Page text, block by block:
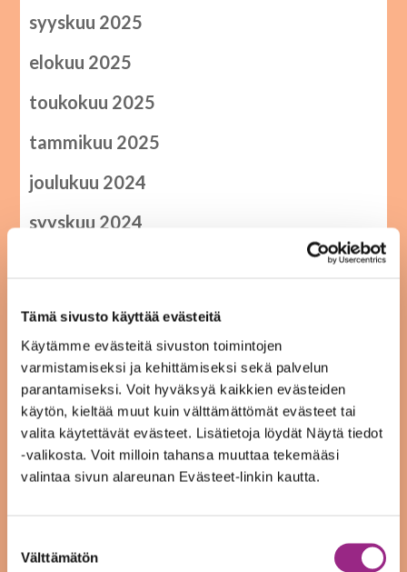
Tämä sivusto käyttää evästeitä
Käytämme evästeitä sivuston toimintojen
varmistamiseksi ja kehittämiseksi sekä palvelun
parantamiseksi. Voit hyväksyä kaikkien evästeiden
käytön, kieltää muut kuin välttämättömät evästeet tai
valita käytettävät evästeet. Lisätietoja löydät Näytä tiedot
-valikosta. Voit milloin tahansa muuttaa tekemääsi
valintaa sivun alareunan Evästeet-linkin kautta.
valinta
Välttämätön
syyskuu 2025
elokuu 2025
toukokuu 2025
tammikuu 2025
joulukuu 2024
syyskuu 2024
toukokuu 2024
huhtikuu 2024
helmikuu 2024
joulukuu 2023